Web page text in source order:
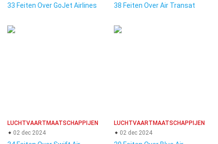
33 Feiten Over GoJet Airlines 38 Feiten Over Air Transat
LUCHTVAARTMAATSCHAPPIJEN
02 dec 2024
LUCHTVAARTMAATSCHAPPIJEN
02 dec 2024